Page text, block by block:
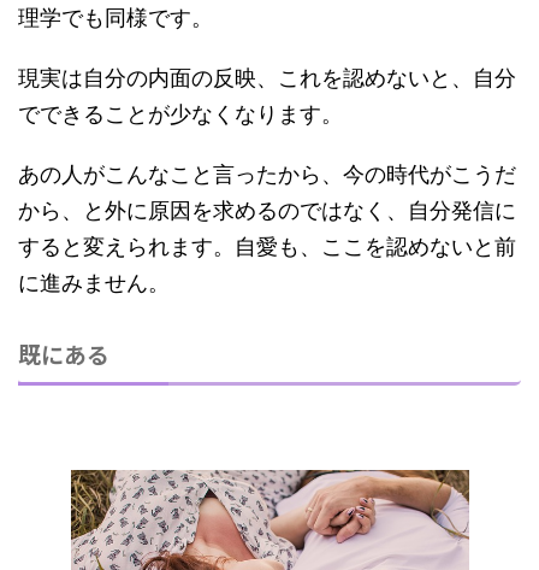
理学でも同様です。
現実は自分の内面の反映、これを認めないと、自分
でできることが少なくなります。
あの人がこんなこと言ったから、今の時代がこうだ
から、と外に原因を求めるのではなく、 自分発信に
すると変えられます。 自愛も、ここを認めないと前
に進みません。
既にある